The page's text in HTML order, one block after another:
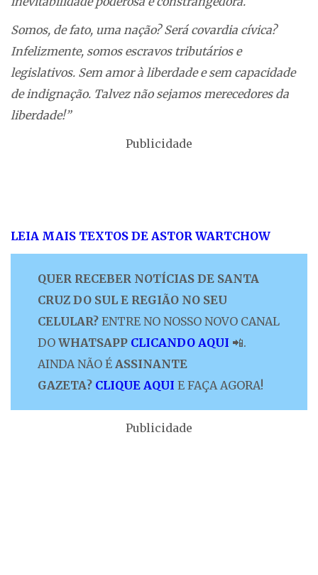
Somos, de fato, uma nação? Será covardia cívica?
Infelizmente, somos escravos tributários e
legislativos. Sem amor à liberdade e sem capacidade
de indignação. Talvez não sejamos merecedores da
liberdade!”
Publicidade
LEIA MAIS TEXTOS DE ASTOR WARTCHOW
QUER RECEBER NOTÍCIAS DE SANTA
CRUZ DO SUL E REGIÃO NO SEU
CELULAR? ENTRE NO NOSSO NOVO CANAL
DO WHATSAPP CLICANDO AQUI 📲.
AINDA NÃO É ASSINANTE
GAZETA? CLIQUE AQUI E FAÇA AGORA!
Publicidade